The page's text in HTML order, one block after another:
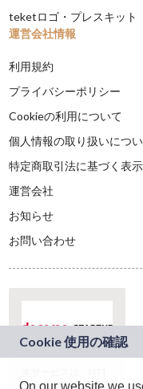
teketロゴ・プレスキット
運営会社情報
利用規約
プライバシーポリシー
Cookieの利用について
個人情報の取り扱いにつ
特定商取引法に基づく表示
運営会社
お知らせ
お問い合わせ
ドコモグループの新
On our website we